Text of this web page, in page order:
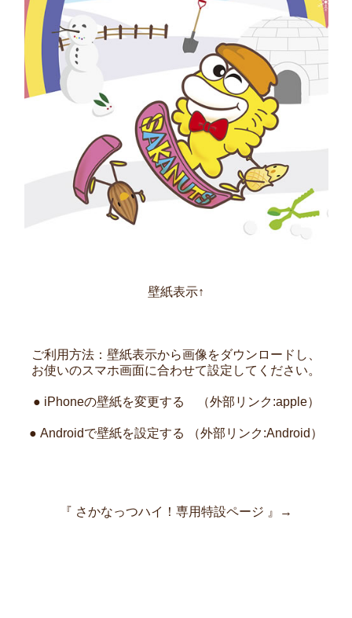
壁紙表示↑
ご利用方法：壁紙表示から画像をダウンロードし、
お使いのスマホ画面に合わせて設定してください。
● iPhoneの壁紙を変更する （外部リンク:apple）
● Androidで壁紙を設定する （外部リンク:Android）
『 さかなっつハイ！専用特設ページ 』→